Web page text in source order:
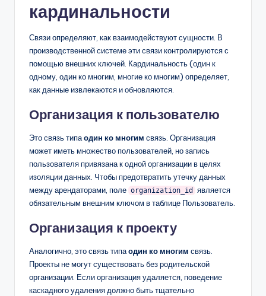
кардинальности
Связи определяют, как взаимодействуют сущности. В
производственной системе эти связи контролируются с
помощью внешних ключей. Кардинальность (один к
одному, один ко многим, многие ко многим) определяет,
как данные извлекаются и обновляются.
Организация к пользователю
Это связь типаодин ко многим связь. Организация
может иметь множество пользователей, но запись
пользователя привязана к одной организации в целях
изоляции данных. Чтобы предотвратить утечку данных
между арендаторами, поле organization_id
является
обязательным внешним ключом в таблице Пользователь.
Организация к проекту
Аналогично, это связь типаодин ко многим связь.
Проекты не могут существовать без родительской
организации. Если организация удаляется, поведение
каскадного удаления должно быть тщательно